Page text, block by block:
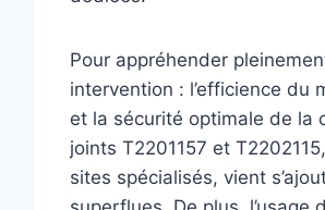
Pour appréhender
intervention : l’efficience du
et la sécurité optimale de la
joints T2201157 et
sites spécialisés, vient